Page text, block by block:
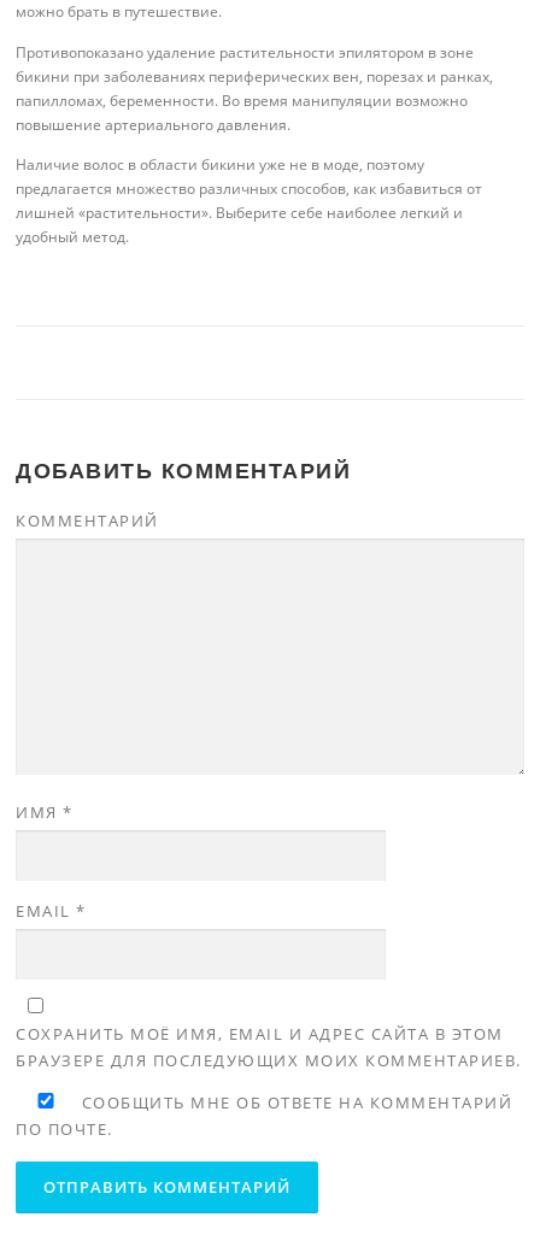
можно брать в путешествие.
Противопоказано удаление растительности эпилятором в зоне
бикини при заболеваниях периферических вен, порезах и ранках,
папилломах, беременности. Во время манипуляции возможно
повышение артериального давления.
Наличие волос в области бикини уже не в моде, поэтому
предлагается множество различных способов, как избавиться от
лишней «растительности». Выберите себе наиболее легкий и
удобный метод.
ДОБАВИТЬ КОММЕНТАРИЙ
КОММЕНТАРИЙ
ИМЯ*
EMAIL*
СОХРАНИТЬ МОЁ ИМЯ, EMAIL И АДРЕС САЙТА В ЭТОМ
БРАУЗЕРЕ ДЛЯ ПОСЛЕДУЮЩИХ МОИХ КОММЕНТАРИЕВ.
СООБЩИТЬ МНЕ ОБ ОТВЕТЕ НА КОММЕНТАРИЙ
ПО ПОЧТЕ.